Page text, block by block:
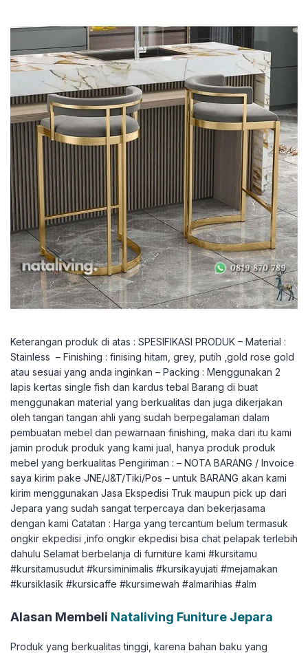
Keterangan produk di atas : SPESIFIKASI PRODUK – Material :
Stainless – Finishing : finising hitam, grey, putih ,gold rose gold
atau sesuai yang anda inginkan – Packing : Menggunakan 2
lapis kertas single fish dan kardus tebal Barang di buat
menggunakan material yang berkualitas dan juga dikerjakan
oleh tangan tangan ahli yang sudah berpegalaman dalam
pembuatan mebel dan pewarnaan finishing, maka dari itu kami
jamin produk produk yang kami jual, hanya produk produk
mebel yang berkualitas Pengiriman : – NOTA BARANG / Invoice
saya kirim pake JNE/J&T/Tiki/Pos – untuk BARANG akan kami
kirim menggunakan Jasa Ekspedisi Truk maupun pick up dari
Jepara yang sudah sangat terpercaya dan bekerjasama
dengan kami Catatan : Harga yang tercantum belum termasuk
ongkir ekpedisi ,info ongkir ekpedisi bisa chat pelapak terlebih
dahulu Selamat berbelanja di furniture kami #kursitamu
#kursitamusudut #kursiminimalis #kursikayujati #mejamakan
#kursiklasik #kursicaffe #kursimewah #almarihias #alm
Alasan Membeli Nataliving Funiture Jepara
Produk yang berkualitas tinggi, karena bahan baku yang